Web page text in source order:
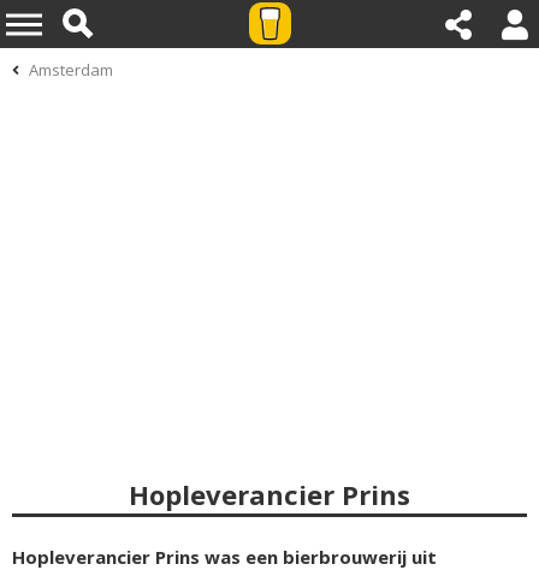
Amsterdam
Hopleverancier Prins
Hopleverancier Prins was een bierbrouwerij uit